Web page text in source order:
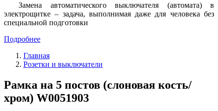
Замена автоматического выключателя (автомата) в
электрощитке – задача, выполнимая даже для человека без
специальной подготовки
Подробнее
Главная
Розетки и выключатели
Рамка на 5 постов (слоновая кость/
хром) W0051903